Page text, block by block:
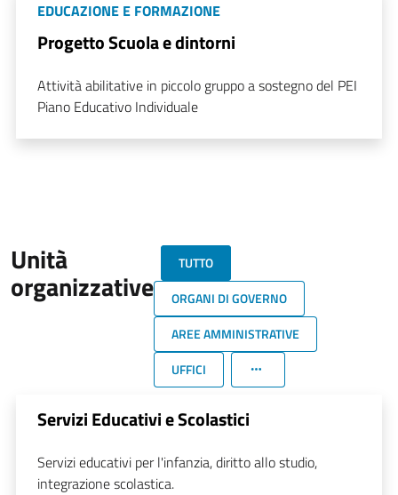
EDUCAZIONE E FORMAZIONE
Progetto Scuola e dintorni
Attività abilitative in piccolo gruppo a sostegno del PEI
Piano Educativo Individuale
Unità
organizzative
TUTTO
ORGANI DI GOVERNO
AREE AMMINISTRATIVE
UFFICI
Servizi Educativi e Scolastici
Servizi educativi per l'infanzia, diritto allo studio,
integrazione scolastica.